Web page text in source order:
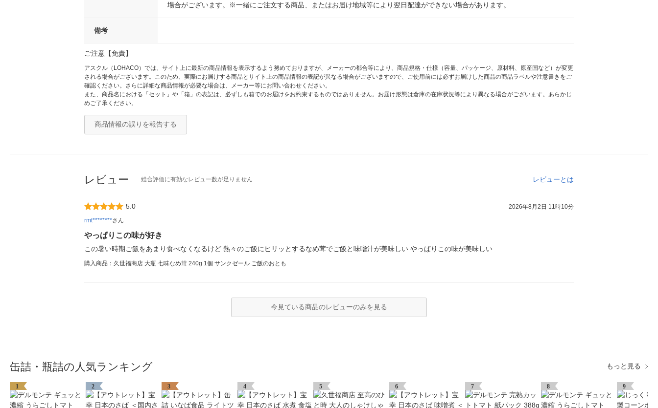
場合がございます。※一緒にご注文する商品、またはお届け地域等により翌日配達ができない場合があります。
備考
ご注意【免責】
アスクル（LOHACO）では、サイト上に最新の商品情報を表示するよう努めておりますが、メーカーの都合等により、商品規格・仕様（容量、パッケージ、原材料、原産国など）が変更
される場合がございます。このため、実際にお届けする商品とサイト上の商品情報の表記が異なる場合がございますので、ご使用前には必ずお届けした商品の商品ラベルや注意書きをご
確認ください。さらに詳細な商品情報が必要な場合は、メーカー等にお問い合わせください。
また、商品名における「セット」や「箱」の表記は、必ずしも箱でのお届けをお約束するものではありません。お届け形態は倉庫の在庫状況等により異なる場合がございます。あらかじ
めご了承ください。
商品情報の誤りを報告する
レビュー 総合評価に有効なレビュー数が足りません レビューとは
5.0
2026年8月2日 11時10分
rmt********さん
やっぱりこの味が好き
この暑い時期ご飯をあまり食べなくなるけど 熱々のご飯にピリッとするなめ茸でご飯と味噌汁が美味しい やっぱりこの味が美味しい
購入商品：久世福商店 大瓶 七味なめ茸 240g 1個 サンクゼール ご飯のおとも
今見ている商品のレビューのみを見る
缶詰・瓶詰の人気ランキング もっと見る
1 2 3 4 5 6 7 8 9